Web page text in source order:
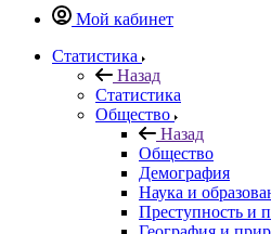
Мой кабинет
Статистика
Назад
Статистика
Общество
Назад
Общество
Демография
Наука и
Преступность и